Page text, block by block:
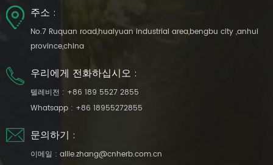
주소 :
No.7 Ruquan road,huaiyuan industrial area,bengbu city ,anhui
province,china
우리에게 전화하십시오 :
텔레비전 : +86 189 5527 2855
Whatsapp : +86 18955272855
문의하기 :
이메일 : allie.zhang@cnherb.com.cn